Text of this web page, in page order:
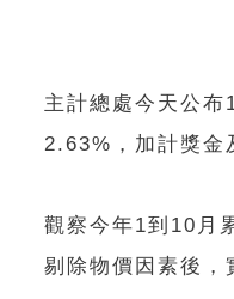
主計總處今天公
2.63%，加計獎金
觀察今年1到10月
剔除物價因素後，